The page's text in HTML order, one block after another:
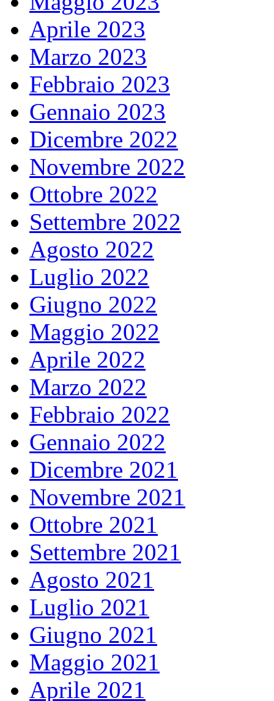
Aprile 2023
Marzo 2023
Febbraio 2023
Gennaio 2023
Dicembre 2022
Novembre 2022
Ottobre 2022
Settembre 2022
Agosto 2022
Luglio 2022
Giugno 2022
Maggio 2022
Aprile 2022
Marzo 2022
Febbraio 2022
Gennaio 2022
Dicembre 2021
Novembre 2021
Ottobre 2021
Settembre 2021
Agosto 2021
Luglio 2021
Giugno 2021
Maggio 2021
Aprile 2021